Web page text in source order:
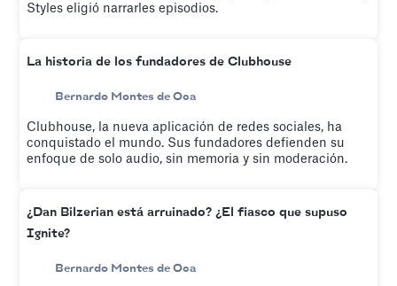
Styles eligió narrarles episodios.
La historia de los fundadores de Clubhouse
Bernardo Montes de Oca
Clubhouse, la nueva aplicación de redes sociales, ha
conquistado el mundo. Sus fundadores defienden su
enfoque de solo audio, sin memoria y sin moderación.
¿Dan Bilzerian está arruinado? ¿El fiasco que supuso
Ignite?
Bernardo Montes de Oca